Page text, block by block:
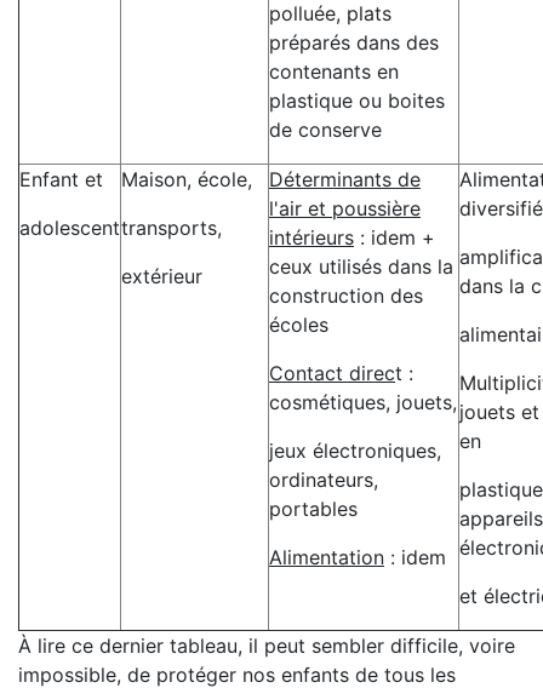
polluée, plats
préparés dans des
contenants en
plastique ou boites
de conserve
Enfant et
adolescent
Maison, école,
transports,
extérieur
Déterminants de
l'air et poussière
intérieurs : idem +
ceux utilisés dans la
construction des
écoles
Contact direct :
cosmétiques, jouets,
jeux électroniques,
ordinateurs,
portables
Alimentation : idem
dans la
jouets
en
appareils
et
À lire ce dernier tableau, il peut sembler difficile, voire
impossible, de protéger nos enfants de tous les